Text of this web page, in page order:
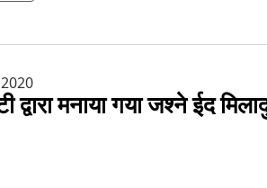
मनाया गया जश्ने ईद